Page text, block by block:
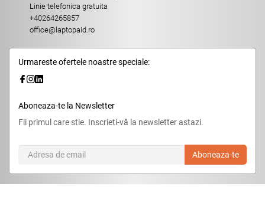
Linie telefonica gratuita
+40264265857
office@laptopaid.ro
Urmareste ofertele noastre speciale:
Aboneaza-te la Newsletter
Fii primul care stie. Inscrieti-vă la newsletter astazi.
Aboneaza-te